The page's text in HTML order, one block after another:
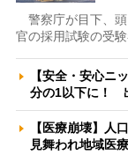
警察庁が目下、頭
官の採用試験の受
【安全・安心ニ
分の1以下に！
【医療崩壊】人
見舞われ地域